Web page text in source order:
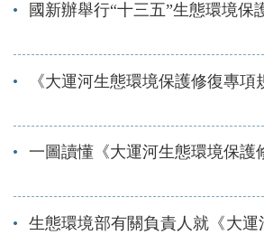
國新辦舉行“十三五”生態環境保
《大運河生態環境保護修復專項
一圖讀懂《大運河生態環境保護
生態環境部有關負責人就《大